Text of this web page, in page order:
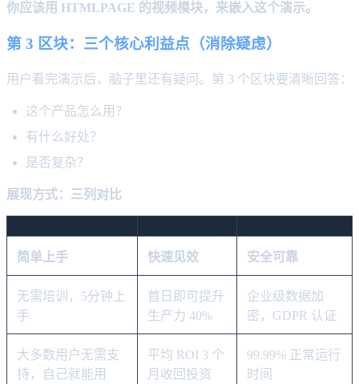
你应该用 HTMLPAGE 的视频模块，来嵌入这个演示。
第 3 区块：三个核心利益点（消除疑虑）
用户看完演示后，脑子里还有疑问。第 3 个区块要清晰回答：
这个产品怎么用？
有什么好处？
是否复杂？
展现方式：三列对比
简单上手 快速见效 安全可靠
无需培训，5分钟上
手
首日即可提升
生产力 40%
企业级数据加
密，GDPR 认证
大多数用户无需支
持，自己就能用
平均 ROI 3 个
月收回投资
99.99% 正常运行
时间